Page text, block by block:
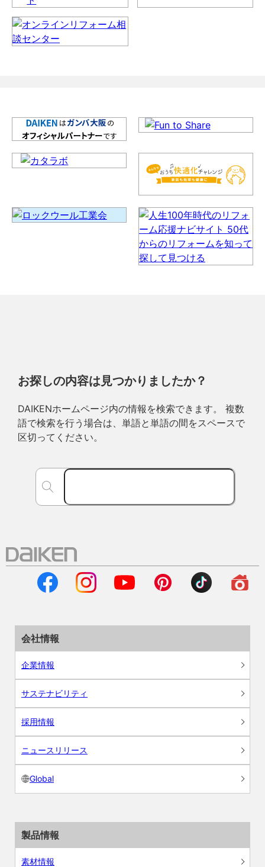
お探しの内容は見つかりましたか？
DAIKENホームページ内の情報を検索できます。 複数
語で検索を行う場合は、単語と単語の間をスペースで
区切ってください。
会社情報
企業情報
サステナビリティ
採用情報
ニュースリリース
Global
製品情報
素材情報